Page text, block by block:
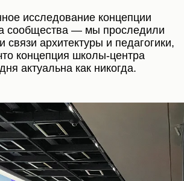
исследование концепции
сообщества — мы проследили
связи архитектуры и педагогики,
концепция школы-центра
актуальна как никогда.